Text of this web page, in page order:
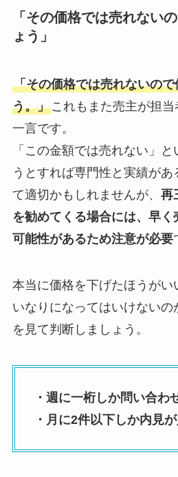
「その価格では売れない
ょう」
「その価格では売れないの
う。」これもまた売主が担
一言です。
「この金額では売れない」
うとすれば専門性と実績があ
て適切かもしれませんが、 再
を勧めてくる場合には、早
可能性があるため注意が必要
本当に価格を下げたほうがい
いなりになってはいけない
を見て判断しましょう。
・週に一桁しか問い合わ
・月に2件以下しか内見